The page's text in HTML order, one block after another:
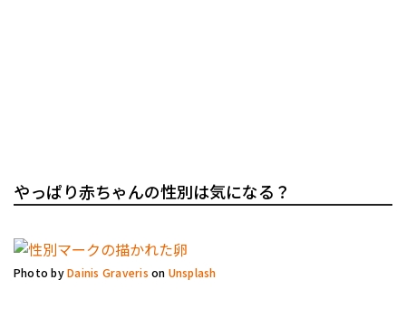
やっぱり赤ちゃんの性別は気になる？
Photo byDainis Graveris on Unsplash